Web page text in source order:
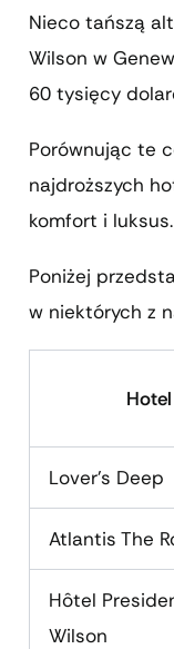
Nieco tańszą
Wilson w
60 tysięcy
Porównując te
najdroższych
komfort i luksus.
Poniżej
w niektórych z
Hotel
Lover’s Deep
Atlantis The
Hôtel
Wilson